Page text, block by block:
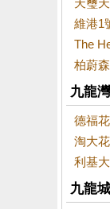
天璽天
維港1
The
柏蔚森
九龍灣
德福
淘大
利基
九龍城